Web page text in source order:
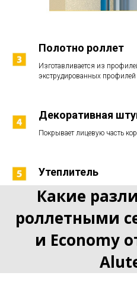
Полотно роллет
Изготавливается из
экструдированных профилей
Декоративная
Покрывает лицевую часть
Утеплитель
Какие
роллетными
и Economy